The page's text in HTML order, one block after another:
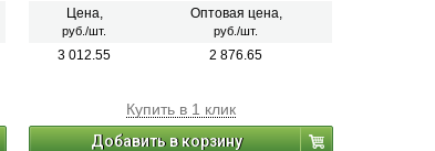
Цена,
руб./шт.
Оптовая цена,
руб./шт.
3 012.55 2 876.65
Купить в 1 клик
Добавить в корзину